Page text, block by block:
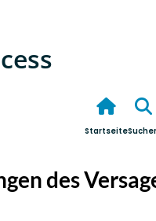
Startseite
des